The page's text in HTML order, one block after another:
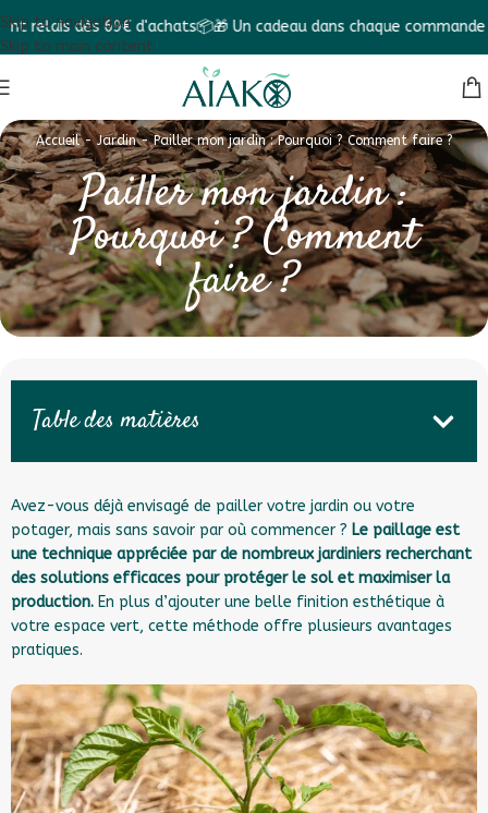
Skip to navigation
Skip to main content
dès 69€ d'achats📦🎁 Un cadeau dans chaque commande ! 🎁✨
Accueil-Jardin-Pailler mon jardin : Pourquoi ? Comment faire ?
Pailler mon jardin :
Pourquoi ? Comment
faire ?
Table des matières
Avez-vous déjà envisagé de pailler votre jardin ou votre
potager, mais sans savoir par où commencer ? Le paillage est
une technique appréciée par de nombreux jardiniers recherchant
des solutions efficaces pour protéger le sol et maximiser la
production. En plus d’ajouter une belle finition esthétique à
votre espace vert, cette méthode offre plusieurs avantages
pratiques.